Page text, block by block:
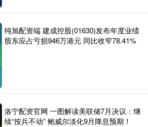
纯旭配资端 建成控股(01630)发布年度业绩
股东应占亏损946万港元 同比收窄78.41%
洛宁配资官网 一图解读美联储7月决议：继
续“按兵不动” 鲍威尔淡化9月降息预期！